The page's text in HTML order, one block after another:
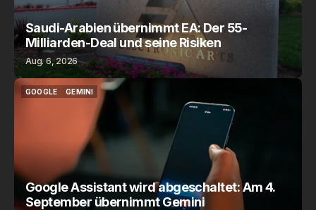
Saudi-Arabien übernimmt EA: Der 55-
Milliarden-Deal und seine Risiken
Aug. 6, 2026
GOOGLE
GEMINI
Google Assistant wird abgeschaltet: Am 4.
September übernimmt Gemini